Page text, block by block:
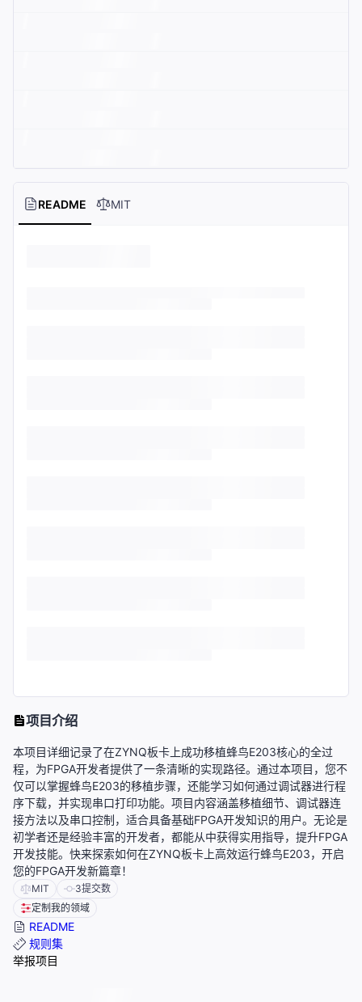
README MIT
项目介绍
本项目详细记录了在ZYNQ板卡上成功移植蜂鸟E203核心的全过
程，为FPGA开发者提供了一条清晰的实现路径。通过本项目，您不
仅可以掌握蜂鸟E203的移植步骤，还能学习如何通过调试器进行程
序下载，并实现串口打印功能。项目内容涵盖移植细节、调试器连
接方法以及串口控制，适合具备基础FPGA开发知识的用户。无论是
初学者还是经验丰富的开发者，都能从中获得实用指导，提升FPGA
开发技能。快来探索如何在ZYNQ板卡上高效运行蜂鸟E203，开启
您的FPGA开发新篇章！
MIT 3提交数
定制我的领域
README
规则集
举报项目